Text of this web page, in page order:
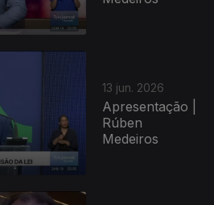
13 jun. 2026
Apresentação |
Rúben
Medeiros